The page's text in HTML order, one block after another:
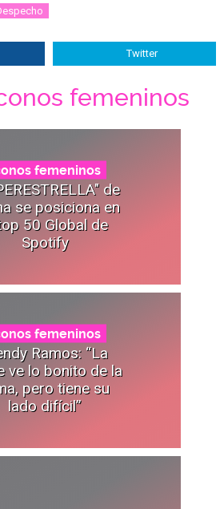
Twitter
femeninos
femeninos
de
se posiciona en
50 Global de
Spotify
femeninos
Ramos: “La
ve lo bonito de la
pero tiene su
lado difícil”